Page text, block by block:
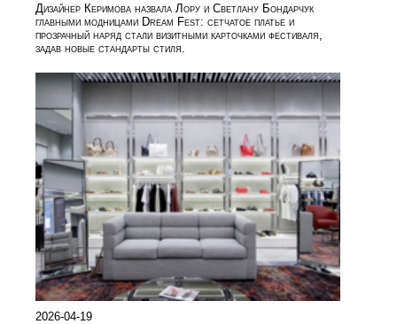
Дизайнер Керимова назвала Лору и Светлану Бондарчук
главными модницами Dream Fest: сетчатое платье и
прозрачный наряд стали визитными карточками фестиваля,
задав новые стандарты стиля.
2026-04-19